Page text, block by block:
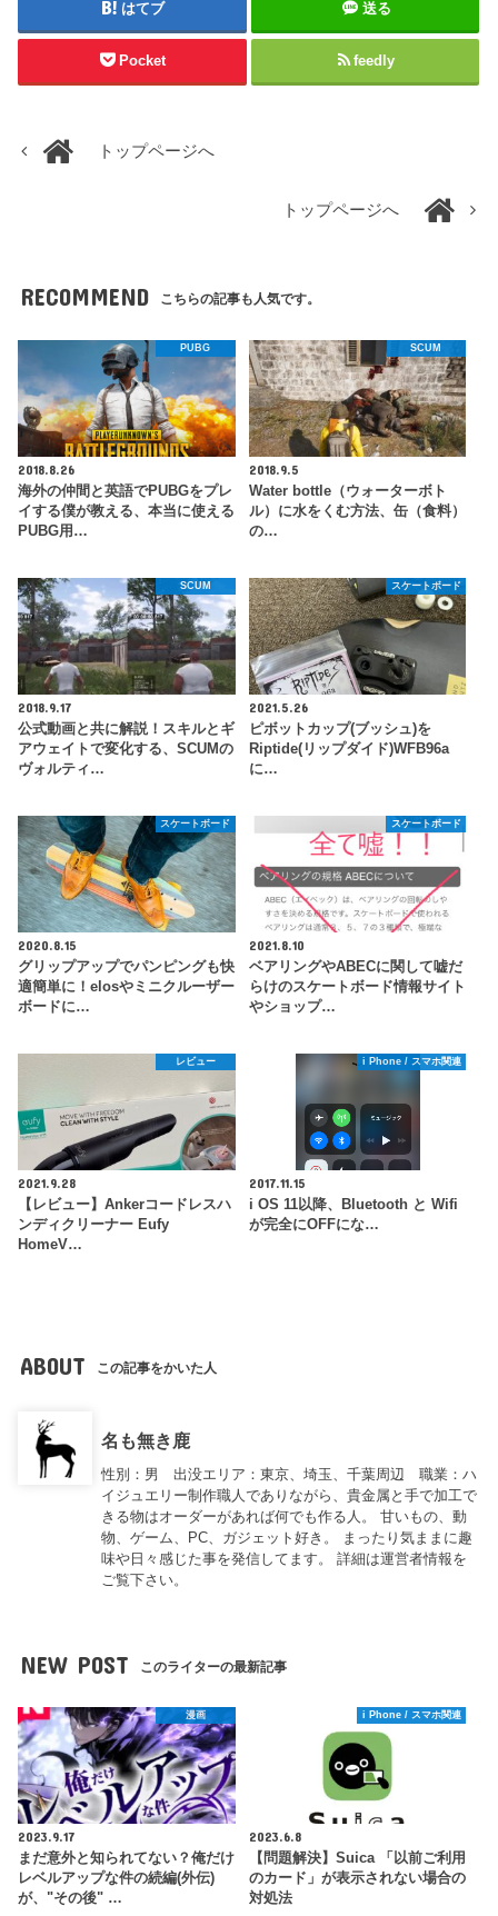
はてブ 送る
Pocket feedly
トップページへ
トップページへ
RECOMMEND こちらの記事も人気です。
PUBG
2018.8.26
海外の仲間と英語でPUBGをプレ
イする僕が教える、本当に使える
PUBG用…
SCUM
2018.9.5
Water bottle（ウォーターボト
ル）に水をくむ方法、缶（食料）
の…
SCUM
2018.9.17
公式動画と共に解説！スキルとギ
アウェイトで変化する、SCUMの
ヴォルティ…
スケートボード
2021.5.26
ピボットカップ(ブッシュ)を
Riptide(リップダイド)WFB96a
に…
スケートボード
2020.8.15
グリップアップでパンピングも快
適簡単に！elosやミニクルーザー
ボードに…
スケートボード
2021.8.10
ベアリングやABECに関して嘘だ
らけのスケートボード情報サイト
やショップ…
レビュー
2021.9.28
【レビュー】Ankerコードレスハ
ンディクリーナー Eufy
HomeV…
i Phone / スマホ関連
2017.11.15
i OS 11以降、Bluetooth と Wifi
が完全にOFFにな…
ABOUT この記事をかいた人
名も無き鹿
性別：男 出没エリア：東京、埼玉、千葉周辺 職業：ハ
イジュエリー制作職人でありながら、貴金属と手で加工で
きる物はオーダーがあれば何でも作る人。 甘いもの、動
物、ゲーム、PC、ガジェット好き。 まったり気ままに趣
味や日々感じた事を発信してます。 詳細は運営者情報を
ご覧下さい。
NEW POST このライターの最新記事
漫画
2023.9.17
まだ意外と知られてない？俺だけ
レベルアップな件の続編(外伝)
が、"その後" …
i Phone / スマホ関連
2023.6.8
【問題解決】Suica 「以前ご利用
のカード」が表示されない場合の
対処法